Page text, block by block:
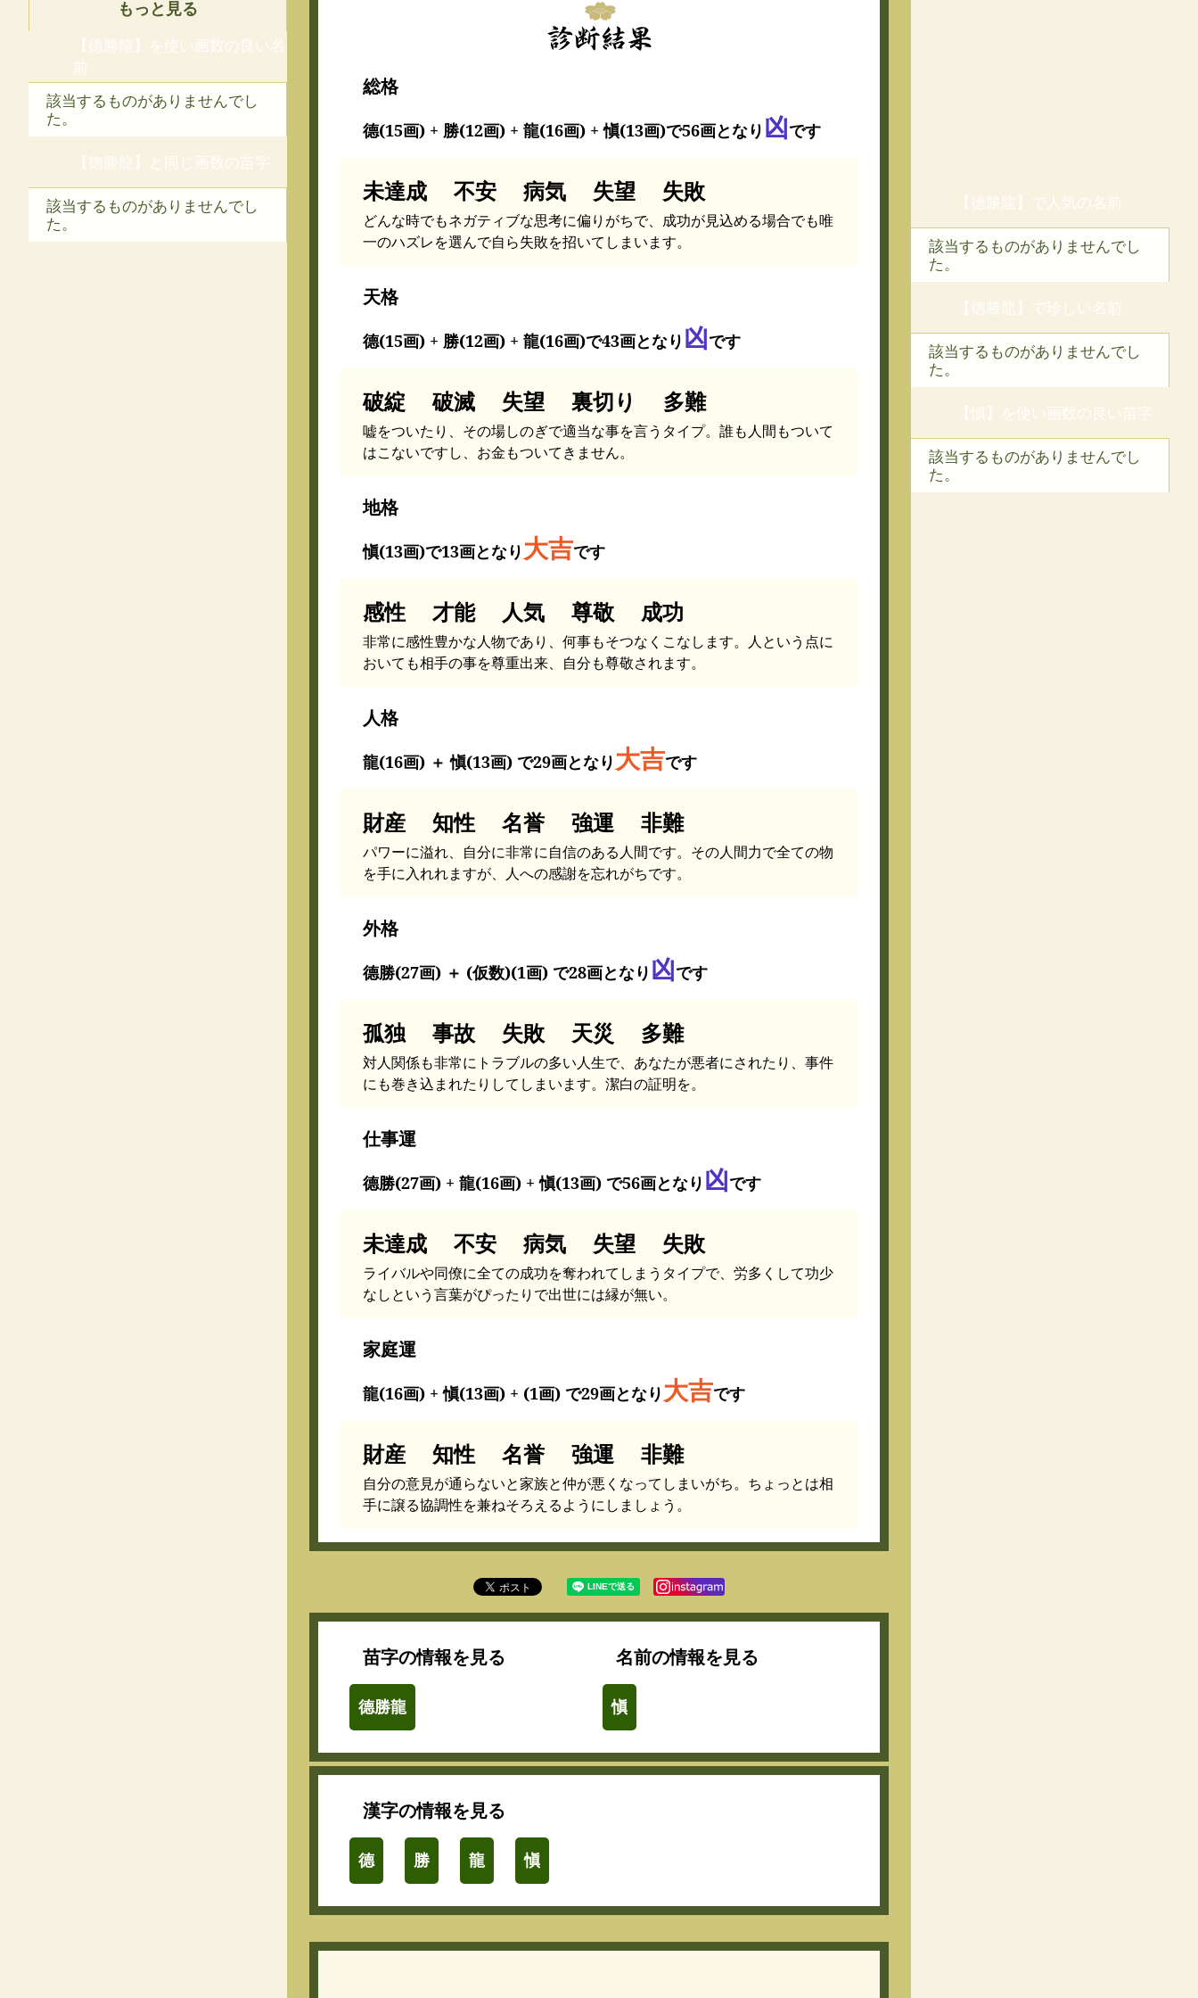
もっと見る
【德勝龍】を使い画数の良い名
前
該当するものがありませんでし
た。
【德勝龍】と同じ画数の苗字
該当するものがありませんでし
た。
総格
德(15画) + 勝(12画) + 龍(16画) + 愼(13画)で56画となり 凶です
未達成 不安 病気 失望 失敗
どんな時でもネガティブな思考に偏りがちで、成功が見込める場合でも唯
一のハズレを選んで自ら失敗を招いてしまいます。
天格
德(15画) + 勝(12画) + 龍(16画)で43画となり 凶です
破綻 破滅 失望 裏切り 多難
嘘をついたり、その場しのぎで適当な事を言うタイプ。誰も人間もついて
はこないですし、お金もついてきません。
地格
愼(13画)で13画となり 大吉です
感性 才能 人気 尊敬 成功
非常に感性豊かな人物であり、何事もそつなくこなします。人という点に
おいても相手の事を尊重出来、自分も尊敬されます。
人格
龍(16画) ＋ 愼(13画) で29画となり 大吉です
財産 知性 名誉 強運 非難
パワーに溢れ、自分に非常に自信のある人間です。その人間力で全ての物
を手に入れれますが、人への感謝を忘れがちです。
外格
德勝(27画) ＋ (仮数)(1画) で28画となり 凶です
孤独 事故 失敗 天災 多難
対人関係も非常にトラブルの多い人生で、あなたが悪者にされたり、事件
にも巻き込まれたりしてしまいます。潔白の証明を。
仕事運
德勝(27画) + 龍(16画) + 愼(13画) で56画となり 凶です
未達成 不安 病気 失望 失敗
ライバルや同僚に全ての成功を奪われてしまうタイプで、労多くして功少
なしという言葉がぴったりで出世には縁が無い。
家庭運
龍(16画) + 愼(13画) + (1画) で29画となり 大吉です
財産 知性 名誉 強運 非難
自分の意見が通らないと家族と仲が悪くなってしまいがち。ちょっとは相
手に譲る協調性を兼ねそろえるようにしましょう。
苗字の情報を見る
德勝龍
名前の情報を見る
愼
漢字の情報を見る
德 勝 龍 愼
【德勝龍】で人気の名前
該当するものがありませんでし
た。
【德勝龍】で珍しい名前
該当するものがありませんでし
た。
【愼】を使い画数の良い苗字
該当するものがありませんでし
た。